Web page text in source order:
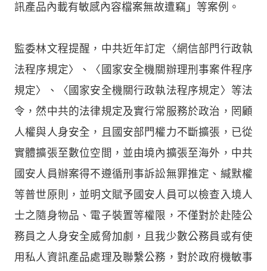
訊產品內載有敏感內容檔案無故遭竊」等案例。
監委林文程提醒，中共近年訂定〈網信部門行政執
法程序規定〉、〈國家安全機關辦理刑事案件程序
規定〉、〈國家安全機關行政執法程序規定〉等法
令，然中共的法律規定及實行常服務於政治，罔顧
人權與人身安全，且國安部門權力不斷擴張，已從
實體擴張至數位空間，並由境內擴張至海外，中共
國安人員辦案得不遵循刑事訴訟無罪推定、緘默權
等普世原則，並明文賦予國安人員可以檢查入境人
士之隨身物品、電子裝置等權限，不僅對於赴陸公
務員之人身安全威脅加劇，且我少數公務員或有使
用私人資訊產品處理及聯繫公務，對於政府機敏事